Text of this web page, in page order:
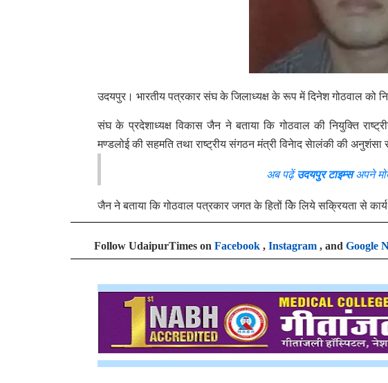
उदयपुर। भारतीय पत्रकार संघ के जिलाध्यक्ष के रूप में दिनेश गोठवाल को
संघ के प्रदेशाध्यक्ष विकास जैन ने बताया कि गोठवाल की नियुक्ति
मण्डलोई की सहमति तथा राष्ट्रीय संगठन मंत्री विनेाद सेालंकी की अनुशंसा
अब पढ़ें उदयपुर टाइम्सअपने
जैन ने बताया कि गोठवाल पत्रकार जगत के हितों किे लिये सक्रियता से
Follow UdaipurTimes on Facebook , Instagram , and Google